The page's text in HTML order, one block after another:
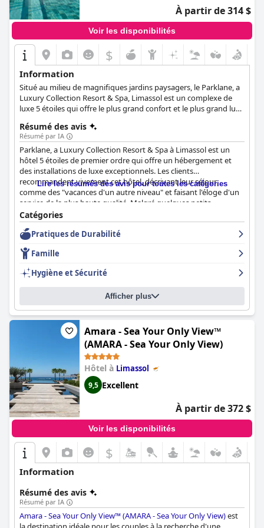
À partir de 314 $
Voir les disponibilités
$
Information
Situé au milieu de magnifiques jardins paysagers, le Parklane, a
Luxury Collection Resort & Spa, Limassol est un complexe de
luxe 5 étoiles qui offre le plus grand confort et le plus grand luxe
des installations spéciales pour les enfants, un spa revigorant,
des salles de conférences et d'événements spacieuses,
d'excellents restaurants et bars, ainsi qu'une plage de sable, cet
hôtel rendra les vacances de chaque client aussi mémorables et
agréables que possible.
Résumé des avis
Résumé par IA
Parklane, a Luxury Collection Resort & Spa à Limassol est un
hôtel 5 étoiles de premier ordre qui offre un hébergement et
des installations de luxe exceptionnels. Les clients
recommandent vivement cet hôtel, décrivant leur séjour
comme des "vacances d'un autre niveau" et faisant l'éloge d'un
service de la plus haute qualité. Malgré quelques petits
problèmes de nettoyage et des prix élevés pour la nourriture et
les boissons, les clients disent que c'est le meilleur hôtel dans
lequel ils ont séjourné et une escapade parfaite pour ceux qui
recherchent le luxe et une expérience unique. Si vous bénéficiez
d'une bonne affaire, ne manquez pas de l'essayer - c'est un
établissement vraiment exceptionnel qui excelle dans tous les
domaines.
Lire les résumés des avis pour toutes les catégories
Catégories
Pratiques de Durabilité
Famille
Hygiène et Sécurité
Afficher plus
Amara - Sea Your Only View™
(AMARA - Sea Your Only View)
Hôtel à Limassol
9,5 Excellent
À partir de 372 $
Voir les disponibilités
$
Information
Résumé des avis
Résumé par IA
Amara - Sea Your Only View™ (AMARA - Sea Your Only View)est